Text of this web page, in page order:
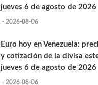
jueves 6 de agosto de 2026
- 2026-08-06
Euro hoy en Venezuela:
y cotización de la divisa
jueves 6 de agosto de 2026
- 2026-08-06